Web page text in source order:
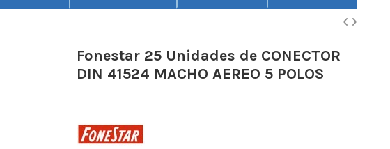
Fonestar 25 Unidades de CONECTOR
DIN 41524 MACHO AEREO 5 POLOS